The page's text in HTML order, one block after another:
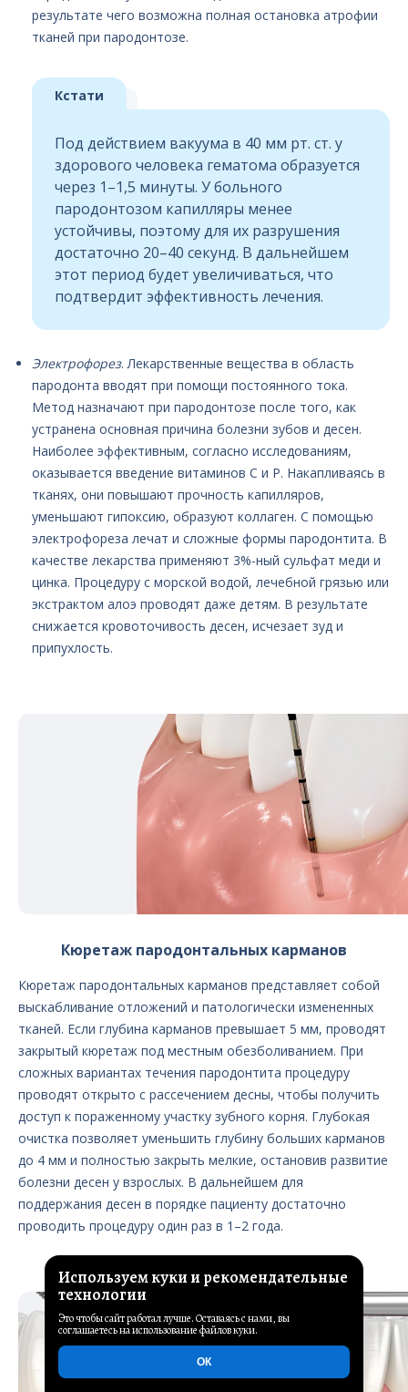
результате чего возможна полная остановка атрофии
тканей при пародонтозе.
Кстати
Под действием вакуума в 40 мм рт. ст. у
здорового человека гематома образуется
через 1–1,5 минуты. У больного
пародонтозом капилляры менее
устойчивы, поэтому для их разрушения
достаточно 20–40 секунд. В дальнейшем
этот период будет увеличиваться, что
подтвердит эффективность лечения.
Электрофорез. Лекарственные вещества в область
пародонта вводят при помощи постоянного тока.
Метод назначают при пародонтозе после того, как
устранена основная причина болезни зубов и десен.
Наиболее эффективным, согласно исследованиям,
оказывается введение витаминов С и Р. Накапливаясь в
тканях, они повышают прочность капилляров,
уменьшают гипоксию, образуют коллаген. С помощью
электрофореза лечат и сложные формы пародонтита. В
качестве лекарства применяют 3%-ный сульфат меди и
цинка. Процедуру с морской водой, лечебной грязью или
экстрактом алоэ проводят даже детям. В результате
снижается кровоточивость десен, исчезает зуд и
припухлость.
Кюретаж пародонтальных карманов
Кюретаж пародонтальных карманов представляет собой
выскабливание отложений и патологически измененных
тканей. Если глубина карманов превышает 5 мм, проводят
закрытый кюретаж под местным обезболиванием. При
сложных вариантах течения пародонтита процедуру
проводят открыто с рассечением десны, чтобы получить
доступ к пораженному участку зубного корня. Глубокая
очистка позволяет уменьшить глубину больших карманов
до 4 мм и полностью закрыть мелкие, остановив развитие
болезни десен у взрослых. В дальнейшем для
поддержания десен в порядке пациенту достаточно
проводить процедуру один раз в 1–2 года.
Используем куки и рекомендательные
технологии
Это чтобы сайт работал лучше. Оставаясь с нами, вы
соглашаетесь на использование файлов куки.
ОК